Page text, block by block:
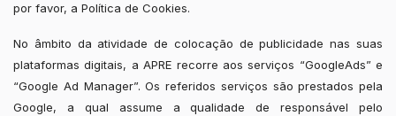
por favor, a Política de Cookies.
No âmbito da atividade de colocação de publicidade nas suas
plataformas digitais, a APRE recorre aos serviços “GoogleAds” e
“Google Ad Manager”. Os referidos serviços são prestados pela
Google, a qual assume a qualidade de responsável pelo